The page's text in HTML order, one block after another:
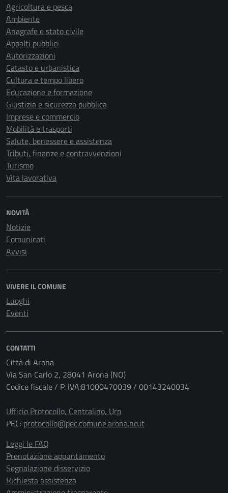
Agricoltura e pesca
Ambiente
Anagrafe e stato civile
Appalti pubblici
Autorizzazioni
Catasto e urbanistica
Cultura e tempo libero
Educazione e formazione
Giustizia e sicurezza pubblica
Imprese e commercio
Mobilità e trasporti
Salute, benessere e assistenza
Tributi, finanze e contravvenzioni
Turismo
Vita lavorativa
NOVITÀ
Notizie
Comunicati
Avvisi
VIVERE IL COMUNE
Luoghi
Eventi
CONTATTI
Città di Arona
Via San Carlo 2, 28041 Arona (NO)
Codice fiscale / P. IVA:81000470039 / 00143240034
Ufficio Protocollo, Centralino, Urp
PEC: protocollo@pec.comune.arona.no.it
Leggi le FAQ
Prenotazione appuntamento
Segnalazione disservizio
Richiesta assistenza